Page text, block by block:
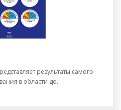
результаты самого
в области до..